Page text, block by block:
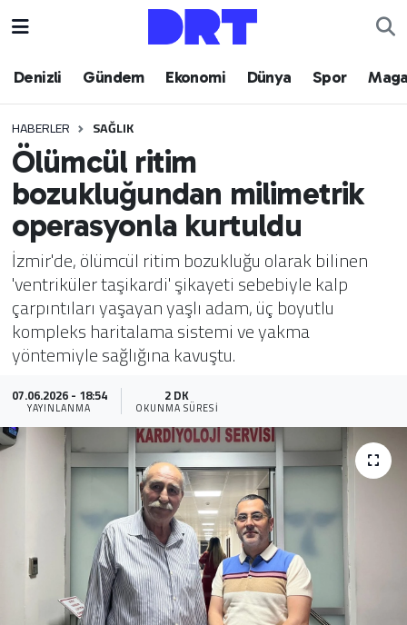
Denizli Gündem Ekonomi Dünya Spor
HABERLER SAĞLIK
Ölümcül ritim
bozukluğundan milimetrik
operasyonla kurtuldu
İzmir'de, ölümcül ritim bozukluğu olarak bilinen
'ventriküler taşikardi' şikayeti sebebiyle kalp
çarpıntıları yaşayan yaşlı adam, üç boyutlu
kompleks haritalama sistemi ve yakma
yöntemiyle sağlığına kavuştu.
07.06.2026 - 18:54
YAYINLANMA
2 DK
OKUNMA SÜRESI
Denizli
Ekonomi
Dünya
Spor
Magazin
Teknoloji
Yaşam
Sağlık
Yazarlar
Resmi İlan
Resmi Reklam
Hava Durumu
Trafik Durumu
Puan Durumu ve Fikstür
Tüm Manşetler
Son Dakika Haberleri
Haber Arşivi